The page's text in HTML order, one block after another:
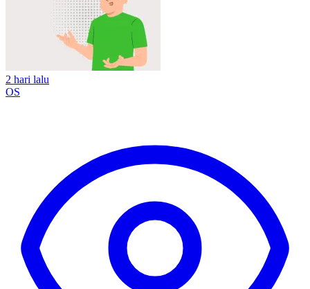
2 hari lalu
OS